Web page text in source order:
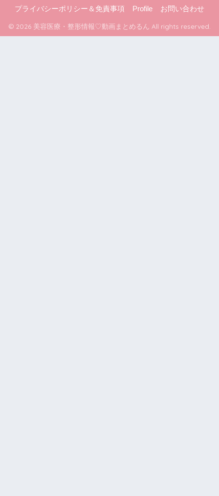
プライバシーポリシー＆免責事項 Profile お問い合わせ
© 2026 美容医療・整形情報♡動画まとめるん All rights reserved.